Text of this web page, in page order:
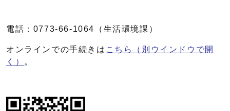
電話：0773-66-1064（生活環境課）
オンラインでの手続きは こちら
（別ウインドウで開
く）
。